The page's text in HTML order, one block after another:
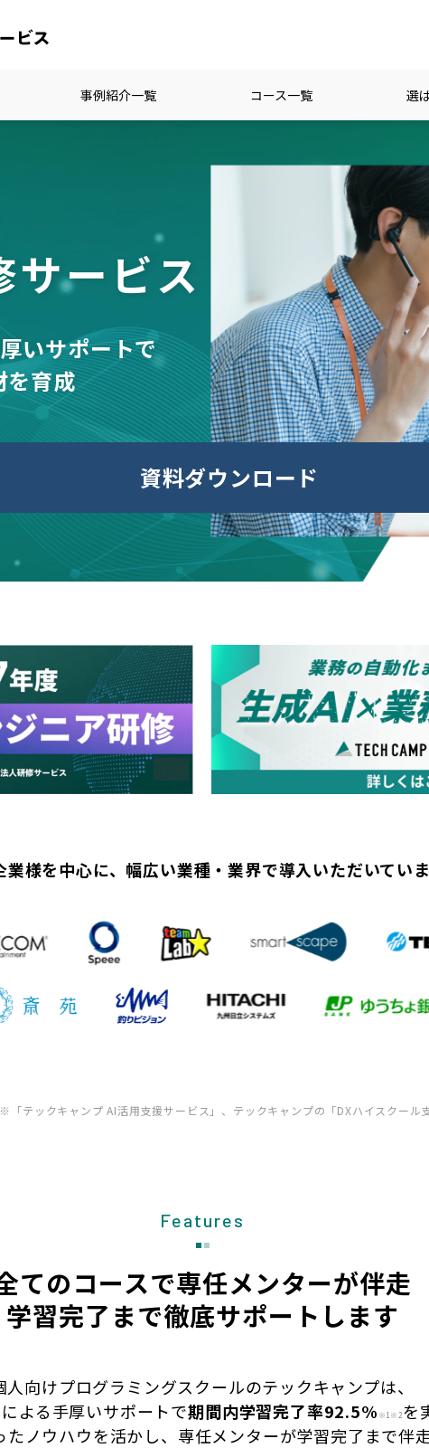
事例紹介一覧 コース一覧 選
サービス
いサポートで
を育成
資料ダウンロード
業様を中心に、幅広い業種・業界で導入いただいてい
※「テックキャンプ AI活用支援サービス」、テックキャンプの「DXハイスクール
Features
てのコースで専任メンターが伴走
学習完了まで徹底サポートします
人向けプログラミングスクールのテックキャンプは、
よる手厚いサポートで期間内学習完了率92.5% ※1※2を
ノウハウを活かし、専任メンターが学習完了まで伴走